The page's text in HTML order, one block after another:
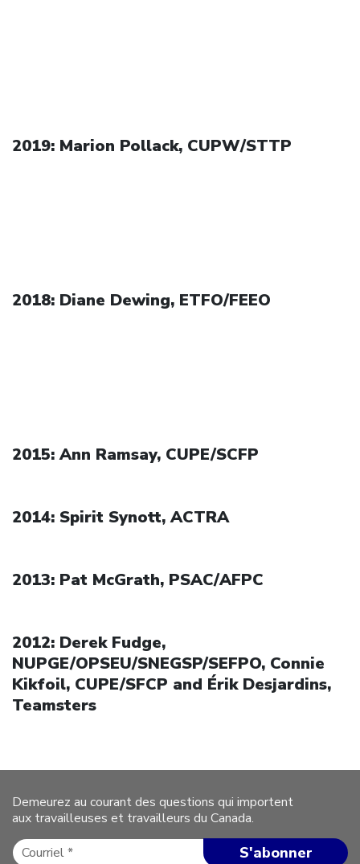
2019: Marion Pollack, CUPW/STTP
2018: Diane Dewing, ETFO/FEEO
2015: Ann Ramsay, CUPE/SCFP
2014: Spirit Synott, ACTRA
2013: Pat McGrath, PSAC/AFPC
2012: Derek Fudge,
NUPGE/OPSEU/SNEGSP/SEFPO, Connie
Kikfoil, CUPE/SFCP and Érik Desjardins,
Teamsters
Demeurez au courant des questions qui importent
aux travailleuses et travailleurs du Canada.